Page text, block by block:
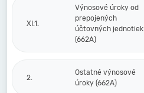
XI.1.
Výnosové úroky od
prepojených
účtovných jednotiek
(662A)
2.
Ostatné výnosové
úroky (662A)